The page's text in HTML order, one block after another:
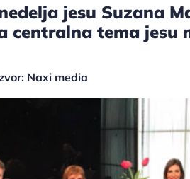
jesu Suzana
centralna tema jesu
Naxi media